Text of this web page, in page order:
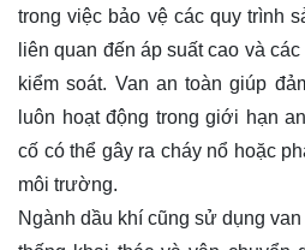
trong việc bảo vệ các quy trình
liên quan đến áp suất cao và
kiểm soát. Van an toàn giúp
luôn hoạt động trong giới hạn
cố có thể gây ra cháy nổ hoặc
môi trường.
Ngành dầu khí cũng sử dụng